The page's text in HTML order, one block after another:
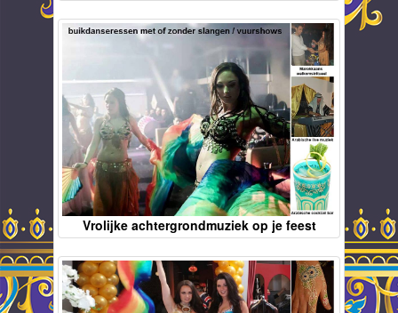
Vrolijke achtergrondmuziek op je feest